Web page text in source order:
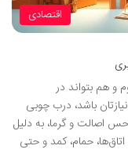
اقتصادی
و هم بتواند در
باشد، درب چوبی
اصالت و گرما، به دلیل
اتاق‌ها، حمام، کمد و حتی